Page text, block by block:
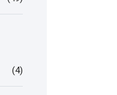
(4)